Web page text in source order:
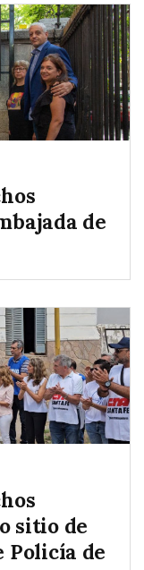
de
sitio de
Policía de